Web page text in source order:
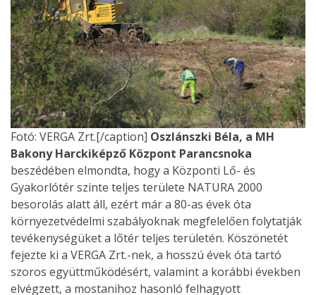
Fotó: VERGA Zrt.[/caption] Oszlánszki Béla, a MH
Bakony Harckiképző Központ Parancsnoka
beszédében elmondta, hogy a Központi Lő- és
Gyakorlótér szinte teljes területe NATURA 2000
besorolás alatt áll, ezért már a 80-as évek óta
környezetvédelmi szabályoknak megfelelően folytatják
tevékenységüket a lőtér teljes területén. Köszönetét
fejezte ki a VERGA Zrt.-nek, a hosszú évek óta tartó
szoros együttműködésért, valamint a korábbi években
elvégzett, a mostanihoz hasonló felhagyott